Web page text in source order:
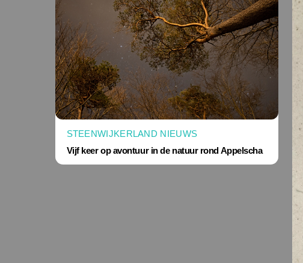
STEENWIJKERLAND NIEUWS
Vijf keer op avontuur in de natuur rond Appelscha